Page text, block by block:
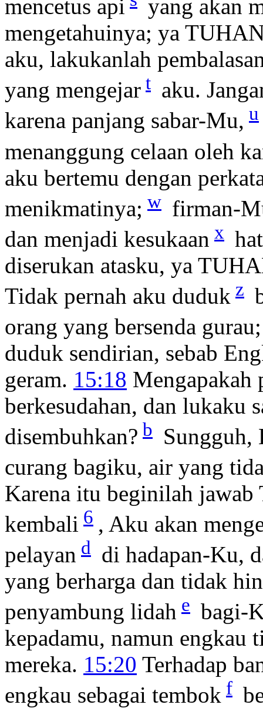
mencetus api
yang akan
mengetahuinya; ya
aku, lakukanlah
yang mengejar t aku.
karena panjang sabar-Mu, u
menanggung celaan oleh
aku bertemu dengan
menikmatinya; w firman-
dan menjadi kesukaan x
diserukan atasku, ya
Tidak pernah aku duduk z
orang yang bersenda
duduk sendirian, sebab
geram. 15:18 Mengapakah
berkesudahan, dan lukaku
disembuhkan? b Sungguh,
curang bagiku, air yang
Karena itu beginilah
kembali 6 , Aku akan
pelayan d di hadapan-Ku,
yang berharga dan tidak
penyambung lidah e bagi-
kepadamu, namun engkau
mereka. 15:20 Terhadap
engkau sebagai tembok f